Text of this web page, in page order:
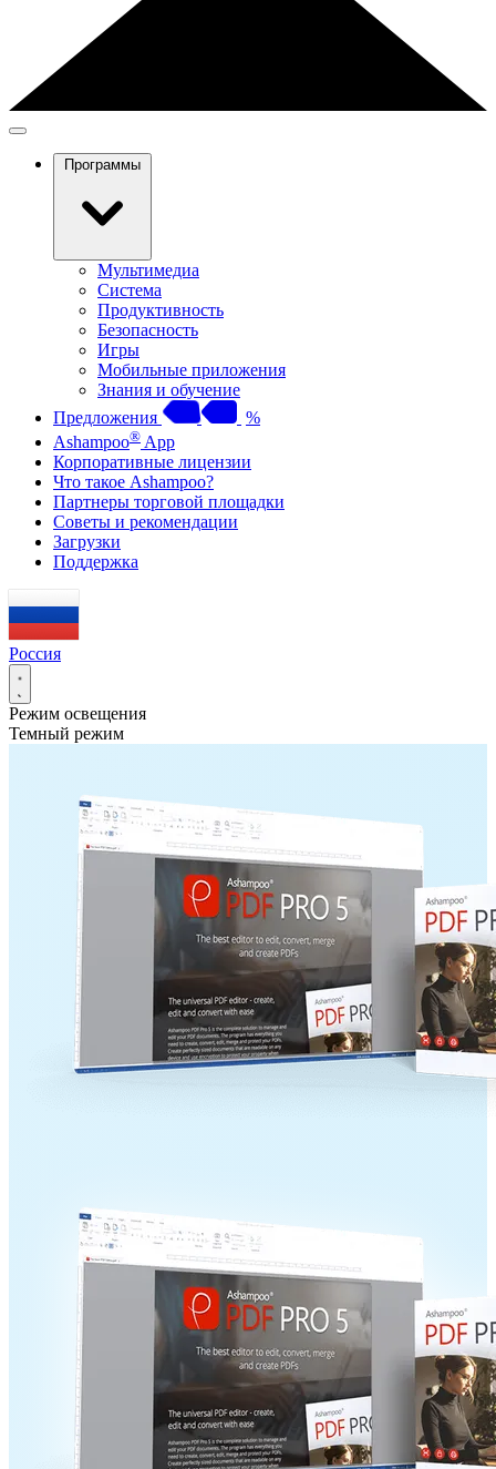
Программы
Мультимедиа
Система
Продуктивность
Безопасность
Игры
Мобильные приложения
Знания и обучение
Предложения
%
Ashampoo® App
Корпоративные лицензии
Что такое Ashampoo?
Партнеры торговой площадки
Советы и рекомендации
Загрузки
Поддержка
Россия
Режим освещения
Темный режим